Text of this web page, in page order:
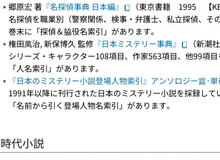
郷原宏 著 『名探偵事典 日本編』
（東京書籍 1995 【
名探偵を職業別（警察関係、検事・弁護士、私立探偵、そ
巻末に「探偵＆脇役名索引」があります。
権田萬治, 新保博久 監修 『日本ミステリー事典』
（新潮
シリーズ・キャラクター108項目、作家563項目、他99項目
「人名索引」があります。
『日本のミステリー小説登場人物索引』アンソロジー篇･
1991年以降に刊行された日本のミステリー小説を採録して
「名前から引く登場人物名索引」があります。
時代小説